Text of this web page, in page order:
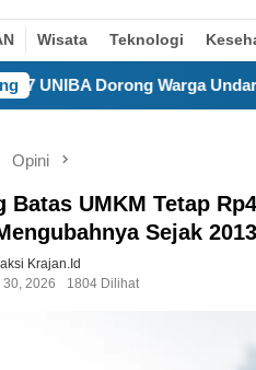
Wisata Teknologi
Warga Undar Andir Ubah
Opini
Batas UMKM Tetap
Sejak
Krajan.id
30, 2026
1804 Dilihat